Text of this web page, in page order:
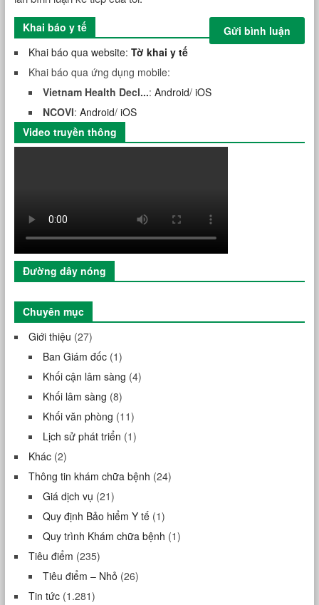
Khai báo y tế
Khai báo qua website: Tờ khai y tế
Khai báo qua ứng dụng mobile:
Vietnam Health Decl...: Android/ iOS
NCOVI: Android/ iOS
Video truyền thông
Đường dây nóng
Chuyên mục
Giới thiệu (27)
Ban Giám đốc(1)
Khối cận lâm sàng (4)
Khối lâm sàng (8)
Khối văn phòng (11)
Lịch sử phát triển (1)
Khác(2)
Thông tin khám chữa bệnh (24)
Giá dịch vụ (21)
Quy định Bảo hiểm Y tế(1)
Quy trình Khám chữa bệnh (1)
Tiêu điểm (235)
Tiêu điểm – Nhỏ (26)
Tin tức(1.281)